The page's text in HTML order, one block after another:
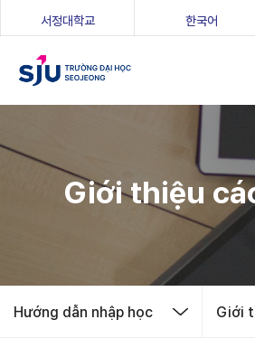
서정대학교(새 창 열림) 한국어
Giới thiệu
Hướng dẫn nhập học Giới